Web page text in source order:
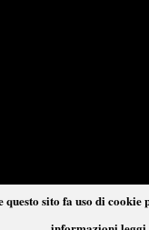
sito fa uso di